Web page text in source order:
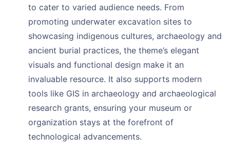
to cater to varied audience needs. From
promoting underwater excavation sites to
showcasing indigenous cultures, archaeology and
ancient burial practices, the theme’s elegant
visuals and functional design make it an
invaluable resource. It also supports modern
tools like GIS in archaeology and archaeological
research grants, ensuring your museum or
organization stays at the forefront of
technological advancements.